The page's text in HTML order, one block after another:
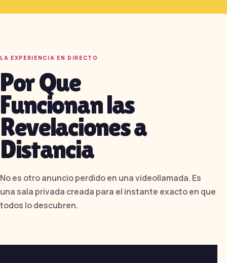
LA EXPERIENCIA EN DIRECTO
Por Que
Funcionan las
Revelaciones a
Distancia
No es otro anuncio perdido en una videollamada. Es
una sala privada creada para el instante exacto en que
todos lo descubren.